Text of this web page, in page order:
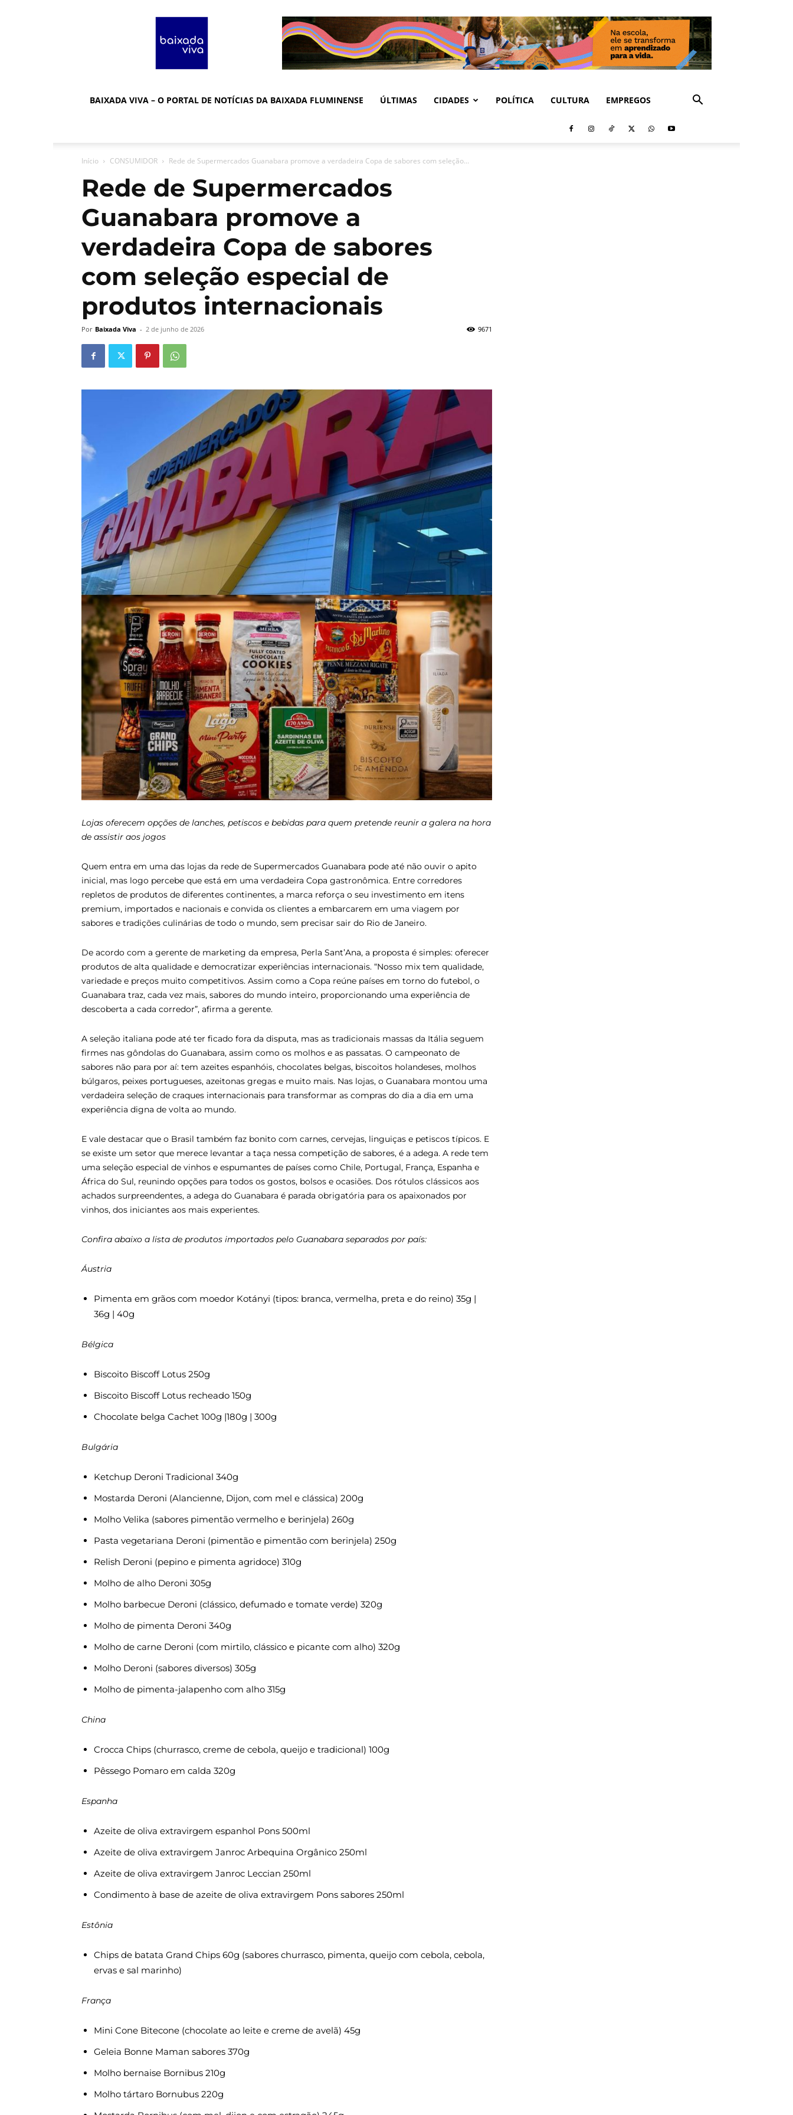
Viva
BAIXADA VIVA – O PORTAL DE NOTÍCIAS DA BAIXADA FLUMINENSE ÚLTIMAS CIDADES POLÍTICA CULTURA EMPREGOS
Início CONSUMIDOR Rede de Supermercados Guanabara promove a verdadeira Copa de sabores com seleção...
Rede de Supermercados
Guanabara promove a
verdadeira Copa de sabores
com seleção especial de
produtos internacionais
Por Baixada Viva - 2 de junho de 2026 9671
Lojas oferecem opções de lanches, petiscos e bebidas para quem pretende reunir a galera na hora
de assistir aos jogos
Quem entra em uma das lojas da rede de Supermercados Guanabara pode até não ouvir o apito
inicial, mas logo percebe que está em uma verdadeira Copa gastronômica. Entre corredores
repletos de produtos de diferentes continentes, a marca reforça o seu investimento em itens
premium, importados e nacionais e convida os clientes a embarcarem em uma viagem por
sabores e tradições culinárias de todo o mundo, sem precisar sair do Rio de Janeiro.
De acordo com a gerente de marketing da empresa, Perla Sant’Ana, a proposta é simples: oferecer
produtos de alta qualidade e democratizar experiências internacionais. “Nosso mix tem qualidade,
variedade e preços muito competitivos. Assim como a Copa reúne países em torno do futebol, o
Guanabara traz, cada vez mais, sabores do mundo inteiro, proporcionando uma experiência de
descoberta a cada corredor”, afirma a gerente.
A seleção italiana pode até ter ficado fora da disputa, mas as tradicionais massas da Itália seguem
firmes nas gôndolas do Guanabara, assim como os molhos e as passatas. O campeonato de
sabores não para por aí: tem azeites espanhóis, chocolates belgas, biscoitos holandeses, molhos
búlgaros, peixes portugueses, azeitonas gregas e muito mais. Nas lojas, o Guanabara montou uma
verdadeira seleção de craques internacionais para transformar as compras do dia a dia em uma
experiência digna de volta ao mundo.
E vale destacar que o Brasil também faz bonito com carnes, cervejas, linguiças e petiscos típicos. E
se existe um setor que merece levantar a taça nessa competição de sabores, é a adega. A rede tem
uma seleção especial de vinhos e espumantes de países como Chile, Portugal, França, Espanha e
África do Sul, reunindo opções para todos os gostos, bolsos e ocasiões. Dos rótulos clássicos aos
achados surpreendentes, a adega do Guanabara é parada obrigatória para os apaixonados por
vinhos, dos iniciantes aos mais experientes.
Confira abaixo a lista de produtos importados pelo Guanabara separados por país:
Áustria
Pimenta em grãos com moedor Kotányi (tipos: branca, vermelha, preta e do reino) 35g |
36g | 40g
Bélgica
Biscoito Biscoff Lotus 250g
Biscoito Biscoff Lotus recheado 150g
Chocolate belga Cachet 100g |180g | 300g
Bulgária
Ketchup Deroni Tradicional 340g
Mostarda Deroni (Alancienne, Dijon, com mel e clássica) 200g
Molho Velika (sabores pimentão vermelho e berinjela) 260g
Pasta vegetariana Deroni (pimentão e pimentão com berinjela) 250g
Relish Deroni (pepino e pimenta agridoce) 310g
Molho de alho Deroni 305g
Molho barbecue Deroni (clássico, defumado e tomate verde) 320g
Molho de pimenta Deroni 340g
Molho de carne Deroni (com mirtilo, clássico e picante com alho) 320g
Molho Deroni (sabores diversos) 305g
Molho de pimenta-jalapenho com alho 315g
China
Crocca Chips (churrasco, creme de cebola, queijo e tradicional) 100g
Pêssego Pomaro em calda 320g
Espanha
Azeite de oliva extravirgem espanhol Pons 500ml
Azeite de oliva extravirgem Janroc Arbequina Orgânico 250ml
Azeite de oliva extravirgem Janroc Leccian 250ml
Condimento à base de azeite de oliva extravirgem Pons sabores 250ml
Estônia
Chips de batata Grand Chips 60g (sabores churrasco, pimenta, queijo com cebola, cebola,
ervas e sal marinho)
França
Mini Cone Bitecone (chocolate ao leite e creme de avelã) 45g
Geleia Bonne Maman sabores 370g
Molho bernaise Bornibus 210g
Molho tártaro Bornubus 220g